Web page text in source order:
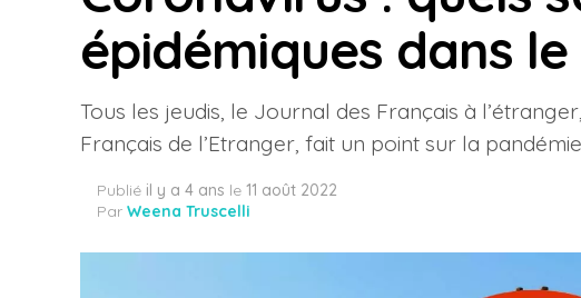
épidémiques dans
Tous les jeudis, le Journal des Français à
Français de l’Etranger, fait un point sur la
Publié il y a 4 ans le 11 août 2022
Par Weena Truscelli